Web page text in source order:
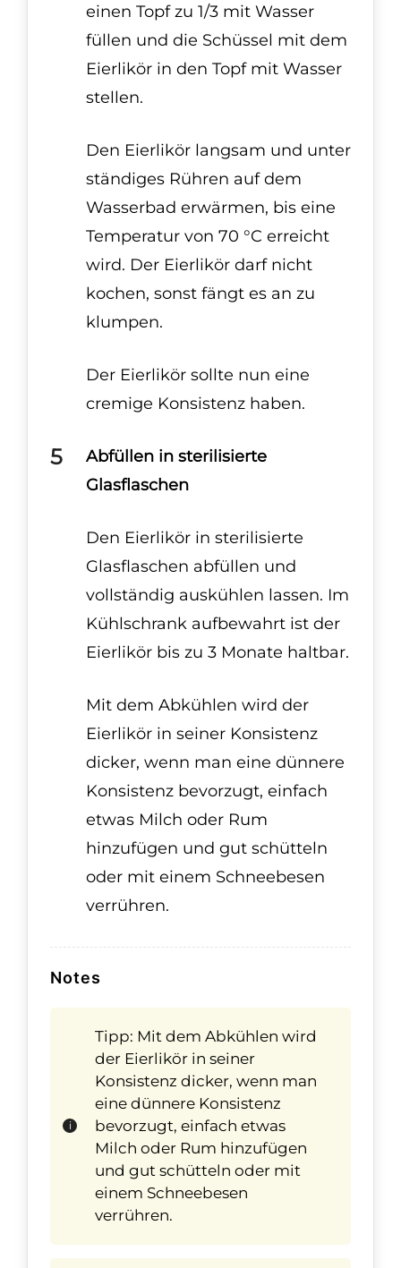
einen Topf zu 1/3 mit Wasser
füllen und die Schüssel mit dem
Eierlikör in den Topf mit Wasser
stellen.
Den Eierlikör langsam und unter
ständiges Rühren auf dem
Wasserbad erwärmen, bis eine
Temperatur von 70 °C erreicht
wird. Der Eierlikör darf nicht
kochen, sonst fängt es an zu
klumpen.
Der Eierlikör sollte nun eine
cremige Konsistenz haben.
Abfüllen in sterilisierte
Glasflaschen
Den Eierlikör in sterilisierte
Glasflaschen abfüllen und
vollständig auskühlen lassen. Im
Kühlschrank aufbewahrt ist der
Eierlikör bis zu 3 Monate haltbar.
Mit dem Abkühlen wird der
Eierlikör in seiner Konsistenz
dicker, wenn man eine dünnere
Konsistenz bevorzugt, einfach
etwas Milch oder Rum
hinzufügen und gut schütteln
oder mit einem Schneebesen
verrühren.
Notes
Tipp: Mit dem Abkühlen wird
der Eierlikör in seiner
Konsistenz dicker, wenn man
eine dünnere Konsistenz
bevorzugt, einfach etwas
Milch oder Rum hinzufügen
und gut schütteln oder mit
einem Schneebesen
verrühren.